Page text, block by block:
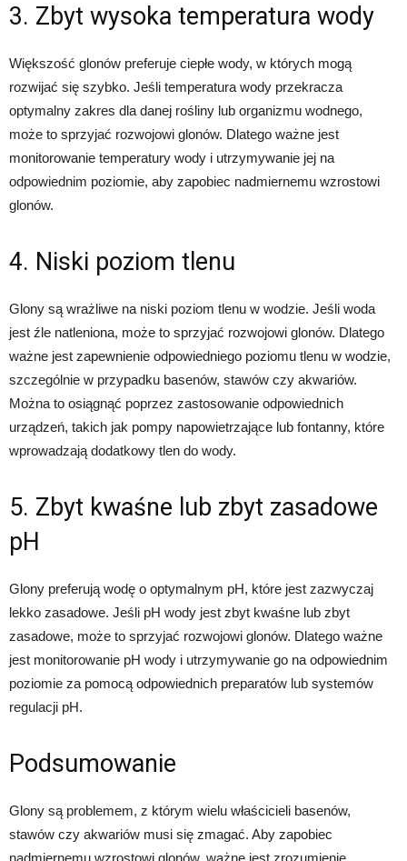
3. Zbyt wysoka temperatura wody
Większość glonów preferuje ciepłe wody, w których mogą
rozwijać się szybko. Jeśli temperatura wody przekracza
optymalny zakres dla danej rośliny lub organizmu wodnego,
może to sprzyjać rozwojowi glonów. Dlatego ważne jest
monitorowanie temperatury wody i utrzymywanie jej na
odpowiednim poziomie, aby zapobiec nadmiernemu wzrostowi
glonów.
4. Niski poziom tlenu
Glony są wrażliwe na niski poziom tlenu w wodzie. Jeśli woda
jest źle natleniona, może to sprzyjać rozwojowi glonów. Dlatego
ważne jest zapewnienie odpowiedniego poziomu tlenu w wodzie,
szczególnie w przypadku basenów, stawów czy akwariów.
Można to osiągnąć poprzez zastosowanie odpowiednich
urządzeń, takich jak pompy napowietrzające lub fontanny, które
wprowadzają dodatkowy tlen do wody.
5. Zbyt kwaśne lub zbyt zasadowe
pH
Glony preferują wodę o optymalnym pH, które jest zazwyczaj
lekko zasadowe. Jeśli pH wody jest zbyt kwaśne lub zbyt
zasadowe, może to sprzyjać rozwojowi glonów. Dlatego ważne
jest monitorowanie pH wody i utrzymywanie go na odpowiednim
poziomie za pomocą odpowiednich preparatów lub systemów
regulacji pH.
Podsumowanie
Glony są problemem, z którym wielu właścicieli basenów,
stawów czy akwariów musi się zmagać. Aby zapobiec
nadmiernemu wzrostowi glonów, ważne jest zrozumienie